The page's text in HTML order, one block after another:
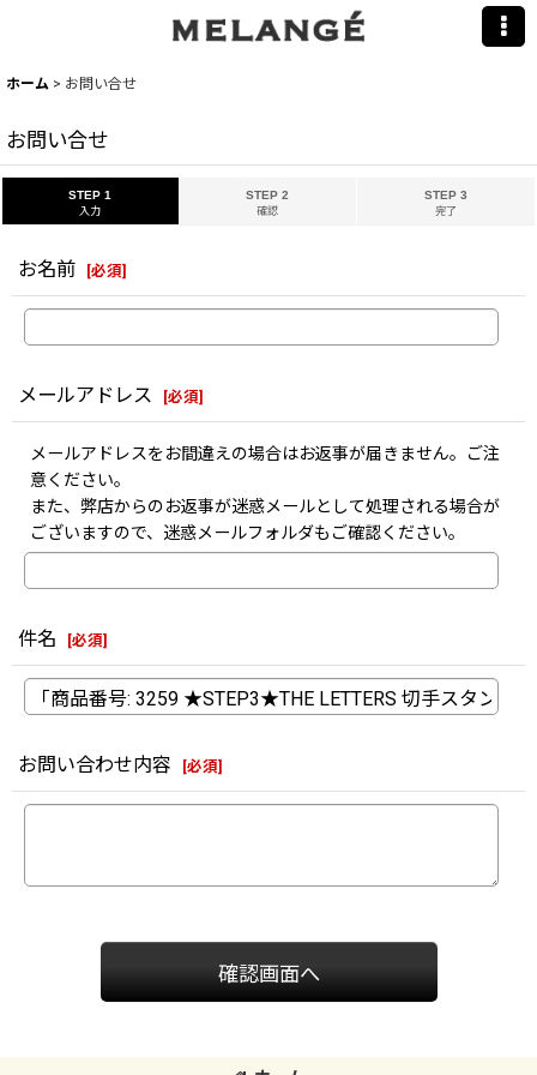
ホーム > お問い合せ
お問い合せ
STEP 1
入力
STEP 2
確認
STEP 3
完了
お名前 [必須]
メールアドレス [必須]
メールアドレスをお間違えの場合はお返事が届きません。ご注
意ください。
また、弊店からのお返事が迷惑メールとして処理される場合が
ございますので、迷惑メールフォルダもご確認ください。
件名 [必須]
お問い合わせ内容 [必須]
確認画面へ